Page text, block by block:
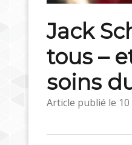
Jack
tous –
soins
Article publié le